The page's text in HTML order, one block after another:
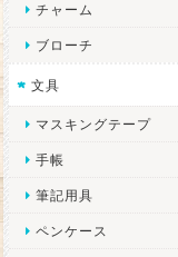
チャーム
ブローチ
文具
マスキングテープ
手帳
筆記用具
ペンケース